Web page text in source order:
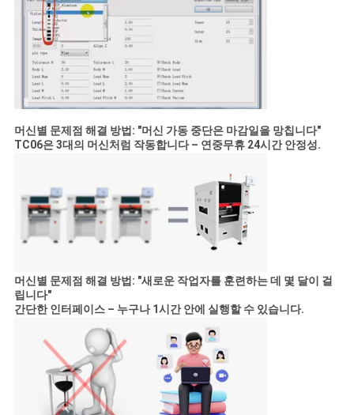
머신별 문제점 해결 방법: "머신 가동 중단은 마감일을 망칩니다"
TC06은 3대의 머신처럼 작동합니다 – 연중무휴 24시간 안정성.
머신별 문제점 해결 방법: "새로운 작업자를 훈련하는 데 몇 달이 걸
립니다"
간단한 인터페이스 – 누구나 1시간 안에 실행할 수 있습니다.